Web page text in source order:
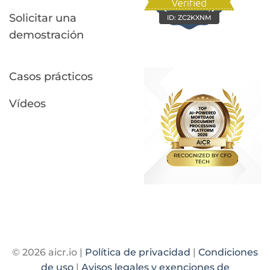
Solicitar una
demostración
Casos prácticos
Vídeos
ID: ZC2KXNM
© 2026 aicr.io | Política de privacidad | Condiciones
de uso| Avisos legales y exenciones de